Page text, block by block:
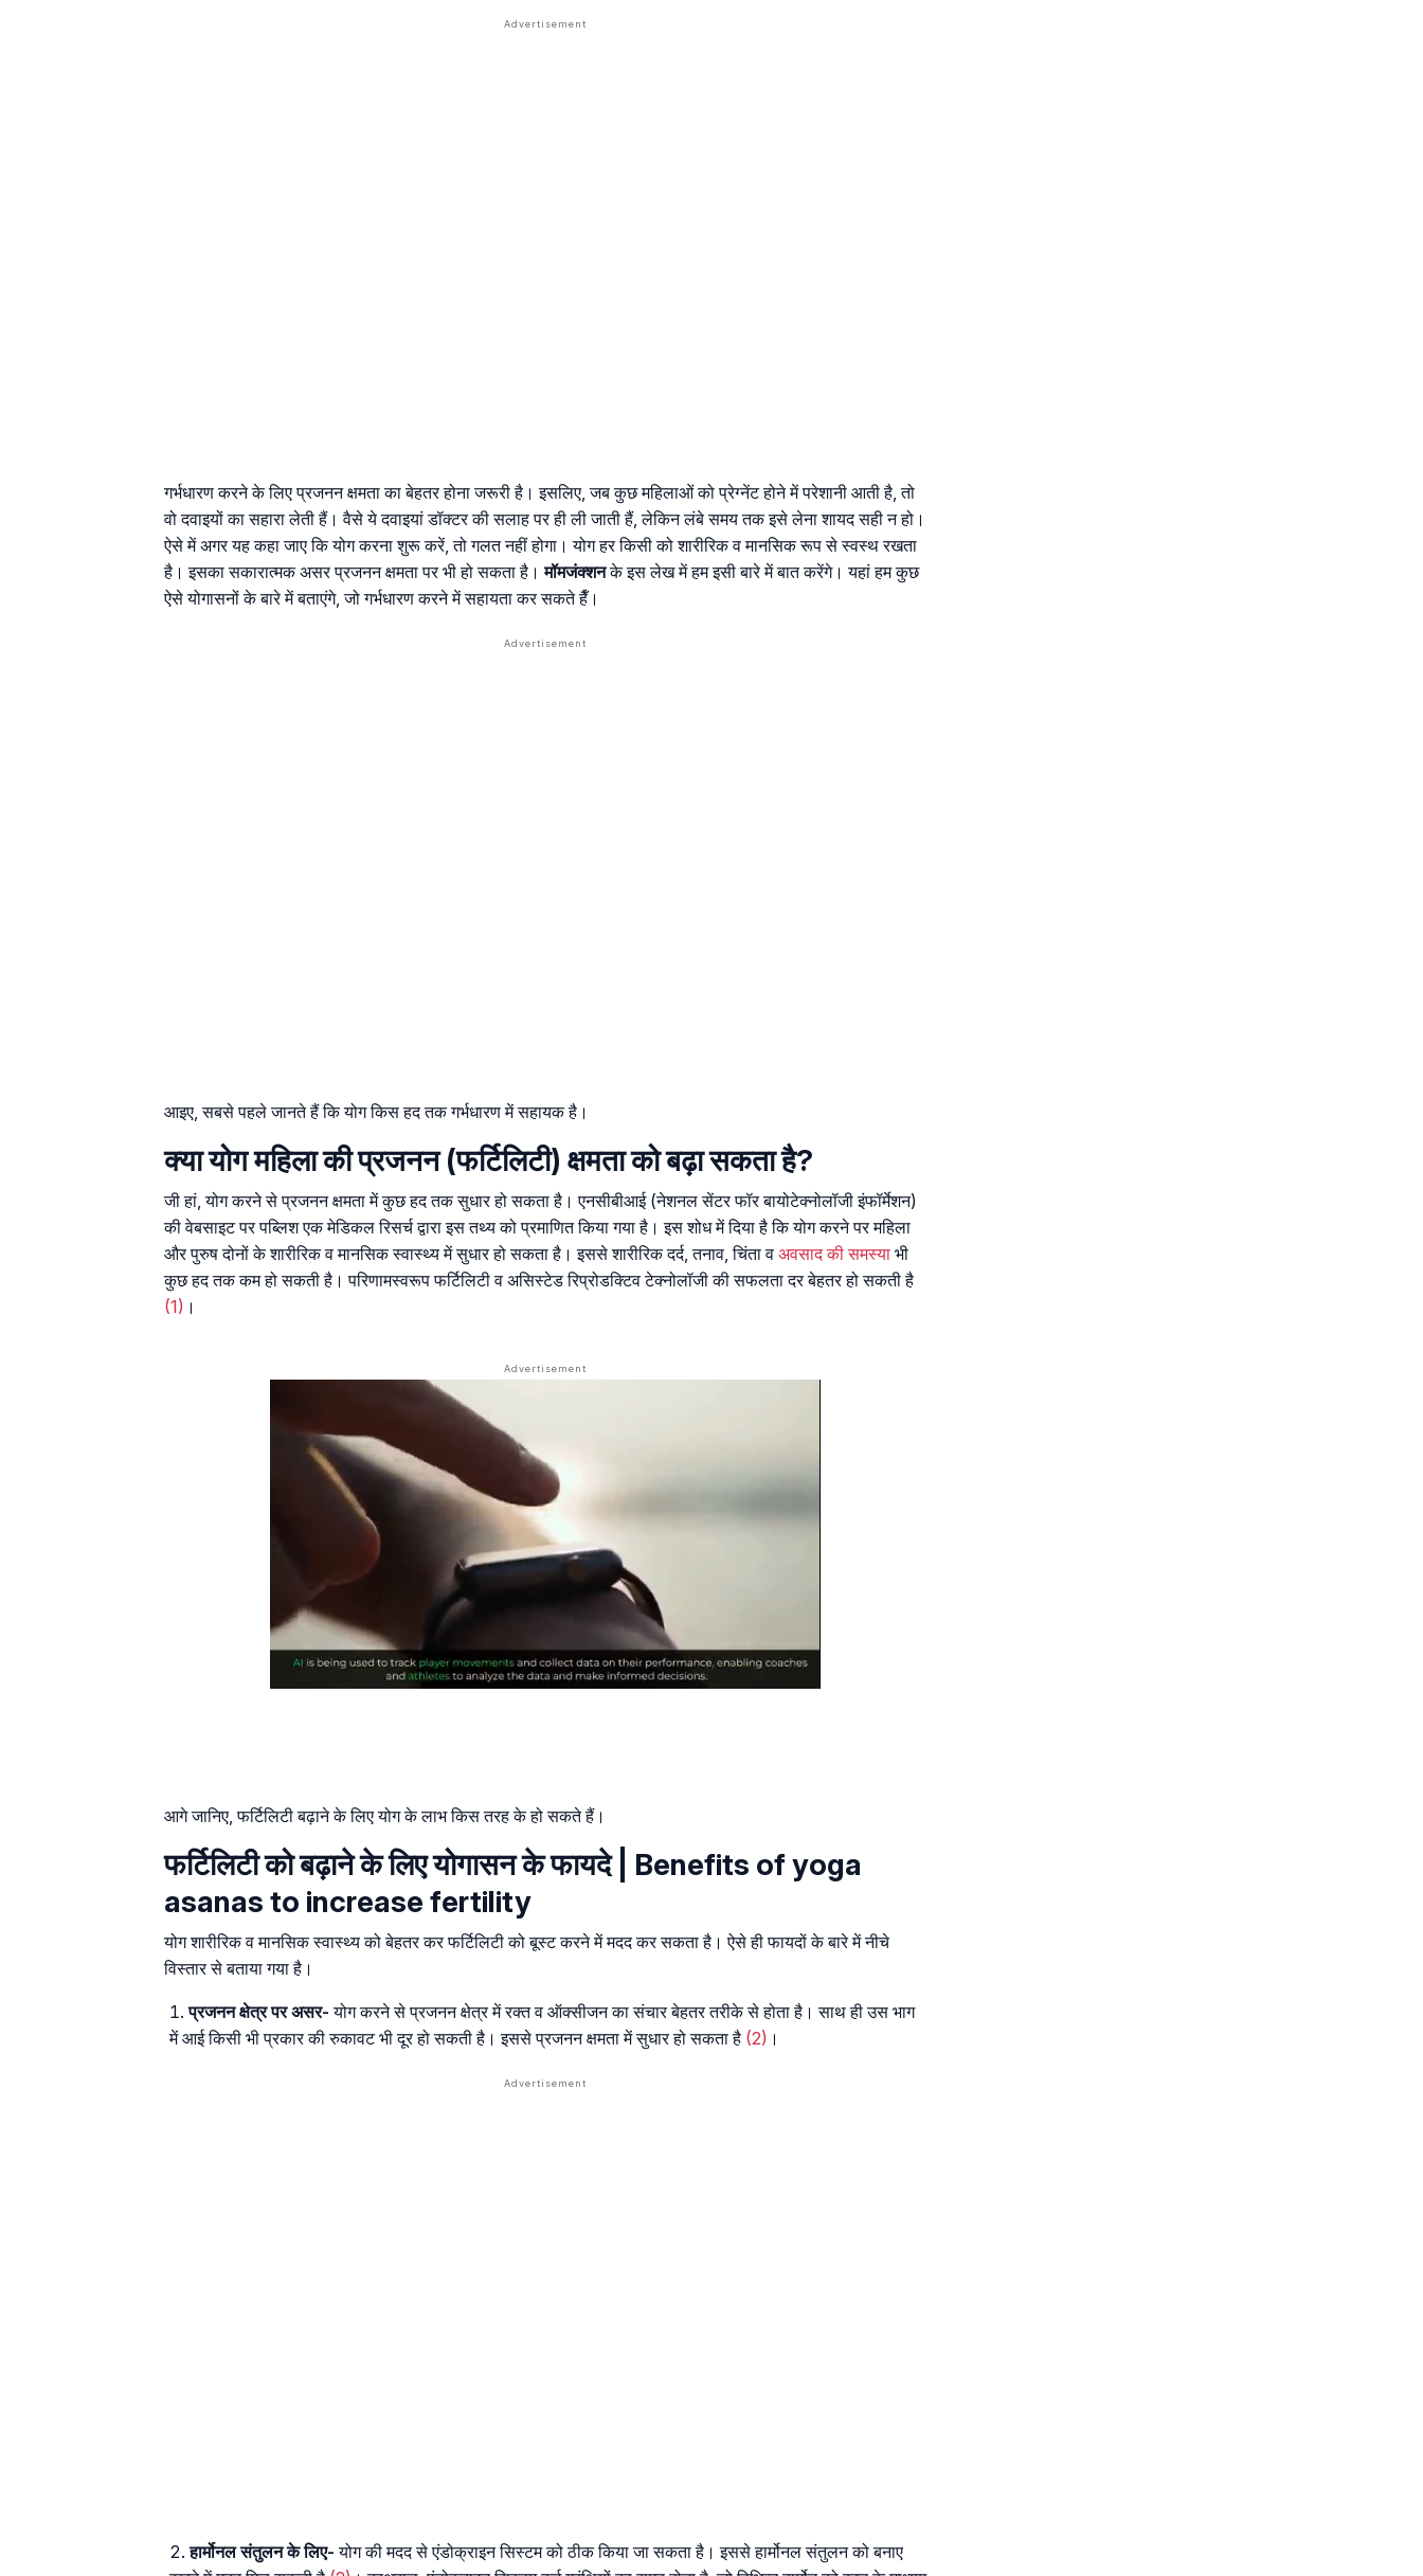
गर्भधारण करने के लिए प्रजनन क्षमता का बेहतर होना जरूरी है। इसलिए, जब कुछ महिलाओं को प्रेग्नेंट होने में परेशानी आती है, तो
वो दवाइयों का सहारा लेती हैं। वैसे ये दवाइयां डॉक्टर की सलाह पर ही ली जाती हैं, लेकिन लंबे समय तक इसे लेना शायद सही न हो।
ऐसे में अगर यह कहा जाए कि योग करना शुरू करें, तो गलत नहीं होगा। योग हर किसी को शारीरिक व मानसिक रूप से स्वस्थ रखता
है। इसका सकारात्मक असर प्रजनन क्षमता पर भी हो सकता है।मॉमजंक्शनके इस लेख में हम इसी बारे में बात करेंगे। यहां हम कुछ
ऐसे योगासनों के बारे में बताएंगे, जो गर्भधारण करने में सहायता कर सकते हैँ।
आइए, सबसे पहले जानते हैं कि योग किस हद तक गर्भधारण में सहायक है।
क्या योग महिला की प्रजनन (फर्टिलिटी) क्षमता को बढ़ा सकता है?
जी हां, योग करने से प्रजनन क्षमता में कुछ हद तक सुधार हो सकता है। एनसीबीआई (नेशनल सेंटर फॉर बायोटेक्नोलॉजी इंफॉर्मेशन)
की वेबसाइट पर पब्लिश एक मेडिकल रिसर्च द्वारा इस तथ्य को प्रमाणित किया गया है। इस शोध में दिया है कि योग करने पर महिला
और पुरुष दोनों के शारीरिक व मानसिक स्वास्थ्य में सुधार हो सकता है। इससे शारीरिक दर्द, तनाव, चिंता व अवसाद की समस्या भी
कुछ हद तक कम हो सकती है। परिणामस्वरूप फर्टिलिटी व असिस्टेड रिप्रोडक्टिव टेक्नोलॉजी की सफलता दर बेहतर हो सकती है
(1) ।
आगे जानिए, फर्टिलिटी बढ़ाने के लिए योग के लाभ किस तरह के हो सकते हैं।
फर्टिलिटी को बढ़ाने के लिए योगासन के फायदे | Benefits of yoga
asanas to increase fertility
योग शारीरिक व मानसिक स्वास्थ्य को बेहतर कर फर्टिलिटी को बूस्ट करने में मदद कर सकता है। ऐसे ही फायदों के बारे में नीचे
विस्तार से बताया गया है।
प्रजनन क्षेत्र पर असर- योग करने से प्रजनन क्षेत्र में रक्त व ऑक्सीजन का संचार बेहतर तरीके से होता है। साथ ही उस भाग
में आई किसी भी प्रकार की रुकावट भी दूर हो सकती है। इससे प्रजनन क्षमता में सुधार हो सकता है (2) ।
हार्मोनल संतुलन के लिए- योग की मदद से एंडोक्राइन सिस्टम को ठीक किया जा सकता है। इससे हार्मोनल संतुलन को बनाए